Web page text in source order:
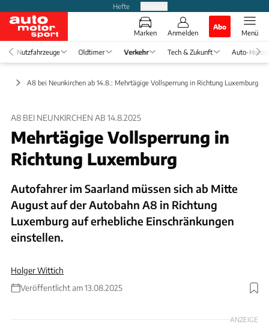
Hefte
Marken Anmelden
Abo
Menü
Nutzfahrzeuge Oldtimer Verkehr Tech & Zukunft Auto-
A8 bei Neunkirchen ab 14.8.: Mehrtägige Vollsperrung in Richtung Luxemburg
A8 BEI NEUNKIRCHEN AB 14.8.2025
Mehrtägige Vollsperrung in
Richtung Luxemburg
Autofahrer im Saarland müssen sich ab Mitte
August auf der Autobahn A8 in Richtung
Luxemburg auf erhebliche Einschränkungen
einstellen.
Holger Wittich
Veröffentlicht am 13.08.2025
Foto: Aleksandr Golubev und filmfoto via Getty Images / Collage: Wittich
ANZEIGE